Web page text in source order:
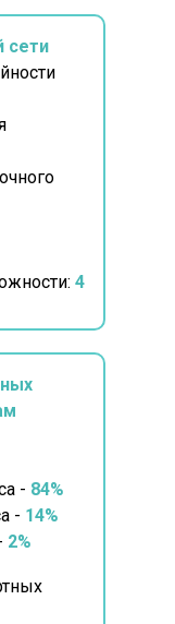
сети
4
- 84%
- 14%
2%